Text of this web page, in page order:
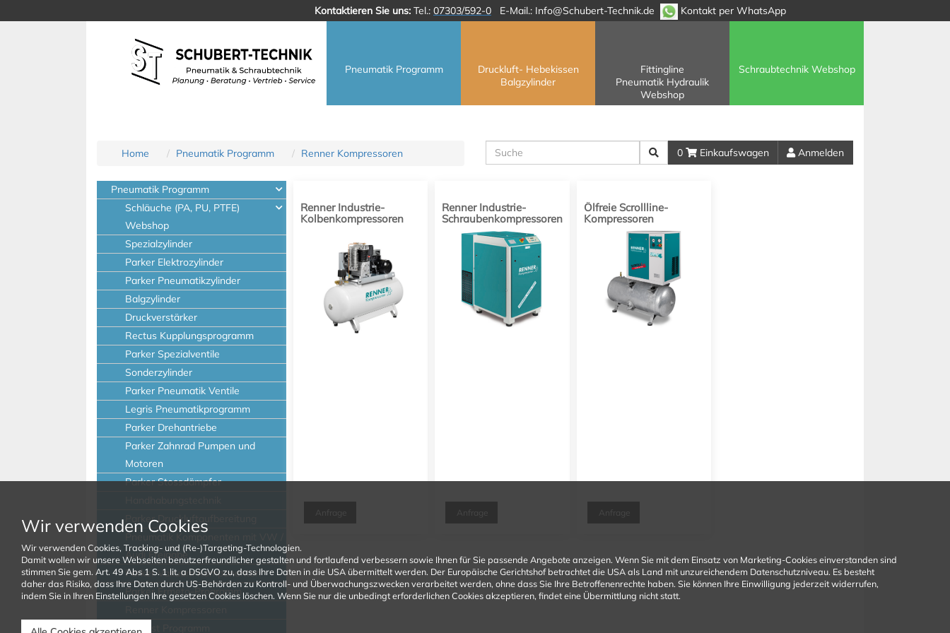
Wir verwenden Cookies
Wir verwenden Cookies, Tracking- und (Re-)Targeting-Technologien.
Damit wollen wir unsere Webseiten benutzerfreundlicher gestalten und fortlaufend verbessern sowie Ihnen für Sie passende Angebote anzeigen. Wenn Sie mit dem Einsatz von Marketing-Cookies einverstanden sind
stimmen Sie gem. Art. 49 Abs 1 S. 1 lit. a DSGVO zu, dass Ihre Daten in die USA übermittelt werden. Der Europäische Gerichtshof betrachtet die USA als Land mit unzureichendem Datenschutzniveau. Es besteht
daher das Risiko, dass Ihre Daten durch US-Behörden zu Kontroll- und Überwachungszwecken verarbeitet werden, ohne dass Sie Ihre Betroffenenrechte haben. Sie können Ihre Einwilligung jederzeit widerrufen,
indem Sie in Ihren Einstellungen Ihre gesetzen Cookies löschen. Wenn Sie nur die unbedingt erforderlichen Cookies akzeptieren, findet eine Übermittlung nicht statt.
Kontaktieren Sie uns: Tel.: 07303/592-0 E-Mail.: Info@Schubert-Technik.de Kontakt per WhatsApp
Pneumatik Programm
Druckluft- Hebekissen
Balgzylinder
Fittingline
Pneumatik Hydraulik
Webshop
Schraubtechnik Webshop
Home Pneumatik Programm Renner Kompressoren 0 Einkaufswagen Anmelden
Pneumatik Programm
Schläuche (PA, PU, PTFE)
Webshop
Spezialzylinder
Parker Elektrozylinder
Parker Pneumatikzylinder
Balgzylinder
Druckverstärker
Rectus Kupplungsprogramm
Parker Spezialventile
Sonderzylinder
Parker Pneumatik Ventile
Legris Pneumatikprogramm
Parker Drehantriebe
Parker Zahnrad Pumpen und
Motoren
Parker Stossdämpfer
Parker Druckluftaufbereitung
Pneumatik Komponenten mit VW /
Audi Freigabe
Parker Vakuum Komponenten
Parker Ermeto-Programm
Prevost Programm
Renner Industrie-
Kolbenkompressoren
Anfrage
Renner Industrie-
Schraubenkompressoren
Anfrage
Ölfreie Scrollline-
Kompressoren
Anfrage